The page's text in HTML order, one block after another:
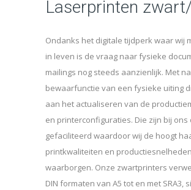
Laserprinten
Ondanks het digitale tijdperk waar wij
in leven is de vraag naar fysieke
mailings nog steeds aanzienlijk. Met
bewaarfunctie van een fysieke uiting
aan het actualiseren van de
en printerconfiguraties. Die zijn bij ons
gefaciliteerd waardoor wij de hoogt
printkwaliteiten en
waarborgen. Onze zwartprinters
DIN formaten van A5 tot en met SRA3,